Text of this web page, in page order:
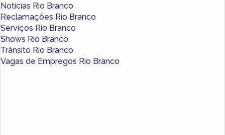
Notícias Rio Branco
Reclamações Rio Branco
Serviços Rio Branco
Shows Rio Branco
Trânsito Rio Branco
Vagas de Empregos Rio Branco